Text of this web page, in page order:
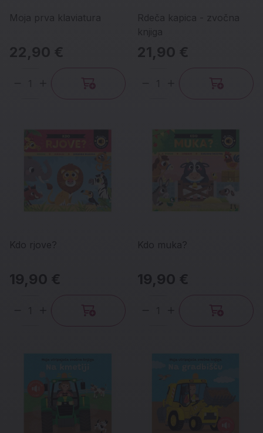
Moja prva klaviatura
22,90 €
Rdeča kapica - zvočna
knjiga
21,90 €
Kdo rjove?
19,90 €
Količina
Kdo muka?
19,90 €
Količina